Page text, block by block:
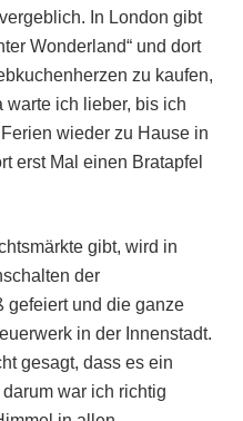
In London gibt
Wonderland“ und dort
zu kaufen,
warte ich lieber, bis ich
wieder zu Hause in
erst Mal einen Bratapfel
gibt, wird in
der
gefeiert und die ganze
in der Innenstadt.
gesagt, dass es ein
war ich richtig